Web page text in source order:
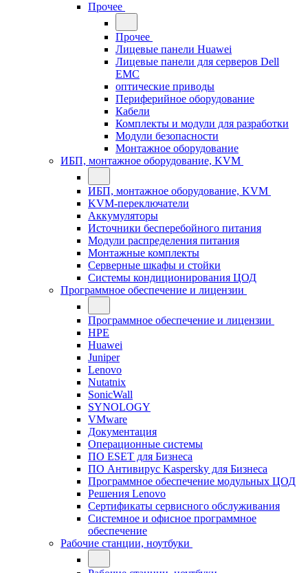
Прочее
Прочее
Лицевые панели Huawei
Лицевые панели для серверов Dell
EMC
оптические приводы
Периферийное оборудование
Кабели
Комплекты и модули для разработки
Модули безопасности
Монтажное оборудование
ИБП, монтажное оборудование, KVM
ИБП, монтажное оборудование, KVM
KVM-переключатели
Аккумуляторы
Источники бесперебойного питания
Модули распределения питания
Монтажные комплекты
Серверные шкафы и стойки
Системы кондиционирования ЦОД
Программное обеспечение и лицензии
Программное обеспечение и лицензии
HPE
Huawei
Juniper
Lenovo
Nutatnix
SonicWall
SYNOLOGY
VMware
Документация
Операционные системы
ПО ESET для Бизнеса
ПО Антивирус Kaspersky для Бизнеса
Программное обеспечение модульных ЦОД
Решения Lenovo
Сертификаты сервисного обслуживания
Системное и офисное программное
обеспечение
Рабочие станции, ноутбуки